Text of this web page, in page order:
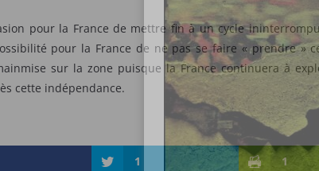
pour la France de mettre fin à un cycle
pour la France de ne pas se faire « prendre »
sur la zone puisque la France continuera à
cette indépendance.
1 1